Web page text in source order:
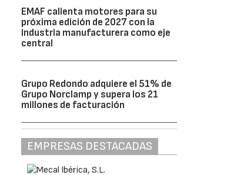
EMAF calienta motores para su
próxima edición de 2027 con la
industria manufacturera como eje
central
Grupo Redondo adquiere el 51% de
Grupo Norclamp y supera los 21
millones de facturación
EMPRESAS DESTACADAS